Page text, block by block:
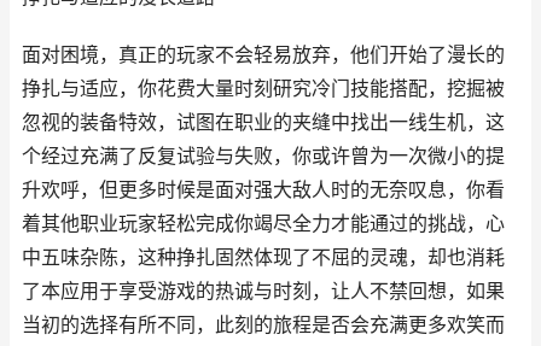
面对困境，真正的玩家不会轻易放弃，他们开始了漫长的
挣扎与适应，你花费大量时刻研究冷门技能搭配，挖掘被
忽视的装备特效，试图在职业的夹缝中找出一线生机，这
个经过充满了反复试验与失败，你或许曾为一次微小的提
升欢呼，但更多时候是面对强大敌人时的无奈叹息，你看
着其他职业玩家轻松完成你竭尽全力才能通过的挑战，心
中五味杂陈，这种挣扎固然体现了不屈的灵魂，却也消耗
了本应用于享受游戏的热诚与时刻，让人不禁回想，如果
当初的选择有所不同，此刻的旅程是否会充满更多欢笑而